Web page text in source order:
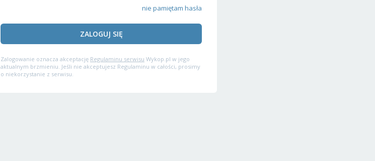
nie pamiętam hasła
ZALOGUJ SIĘ
Zalogowanie oznacza akceptację Regulaminu serwisu Wykop.pl w jego
aktualnym brzmieniu. Jeśli nie akceptujesz Regulaminu w całości, prosimy
o niekorzystanie z serwisu.